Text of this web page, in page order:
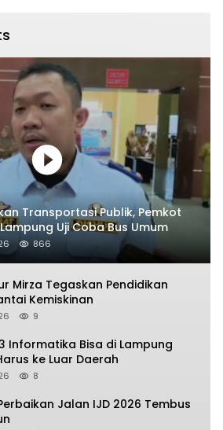
Transportasi Publik, Pemkot
Uji Coba Bus Umum
866
Mirza Tegaskan Pendidikan
Kemiskinan
9
Informatika Bisa di Lampung
ke Luar Daerah
8
Jalan IJD 2026 Tembus